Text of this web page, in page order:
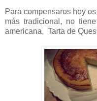
Para compensaros hoy
más tradicional, no
americana, Tarta de